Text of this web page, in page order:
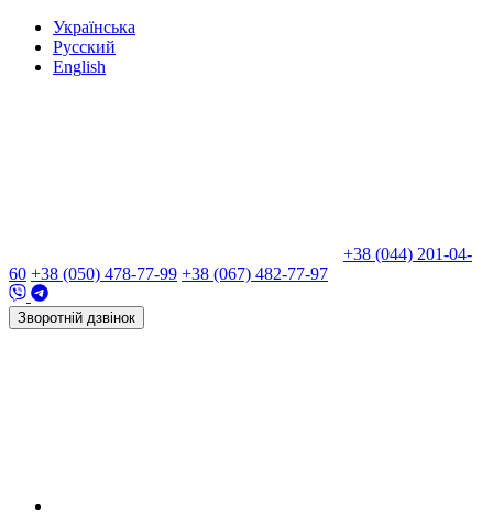
Українська
Русский
English
+38 (044) 201-04-
60 +38 (050) 478-77-99 +38 (067) 482-77-97
Зворотній дзвінок